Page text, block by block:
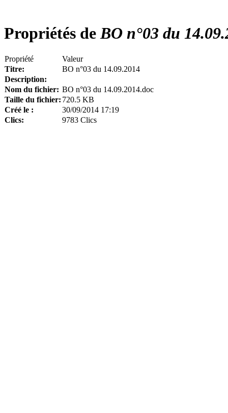
Propriétés deBO n°03 du
Propriété
Valeur
Titre:
BO n°03 du 14.09.2014
Description:
Nom du fichier: BO n°03 du 14.09.2014.doc
Taille du fichier: 720.5 KB
Créé le :
30/09/2014 17:19
Clics:
9783 Clics